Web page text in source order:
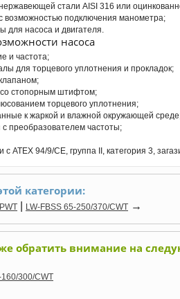
стали AISI 316 или
подключения манометра;
для насоса и двигателя.
насоса
и частота;
для торцевого уплотнения и прокладок;
стопорным штифтом;
торцевого уплотнения;
к жаркой и влажной окружающей
преобразователем частоты;
с ATEX 94/9/CE, группа II, категория 3,
категории:
LW-FBSS 65-250/370/CWT →
обратить внимание на
300/CWT